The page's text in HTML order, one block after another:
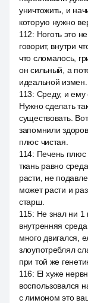
уничтожить, и
которую нужно
112: Ноготь это
говорит, внутри
что сломалось,
он сильный, а
идеальной измен.
113: Среду, и ему
Нужно сделать
существовать.
запомнили
плюс чистая.
114: Печень
ткань равно
расти, не
может расти и
старш.
115: Не знал ни 1
внутренняя
много двигался,
злоупотреблял
при той же
116: El хуже
воспользовался
с лимоном это